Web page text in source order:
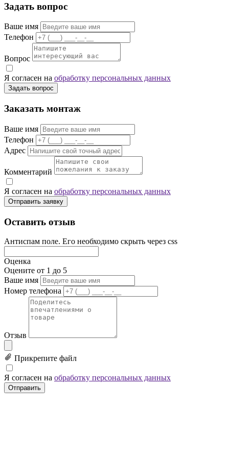
Задать вопрос
Ваше имя
Телефон
Вопрос
Я согласен на обработку персональных данных
Задать вопрос
Заказать монтаж
Ваше имя
Телефон
Адрес
Комментарий
Я согласен на обработку персональных данных
Отправить заявку
Оставить отзыв
Антиспам поле. Его необходимо скрыть через css
Оценка
Оцените от 1 до 5
Ваше имя
Номер телефона
Отзыв
Прикрепите файл
Я согласен на обработку персональных данных